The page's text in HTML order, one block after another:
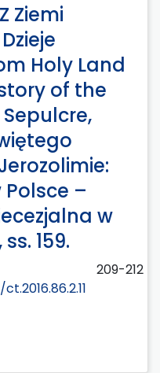
Ziemi
Holy Land
of the
–
w
159.
209-212